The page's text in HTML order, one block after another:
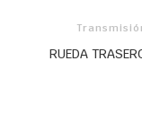
RUEDA